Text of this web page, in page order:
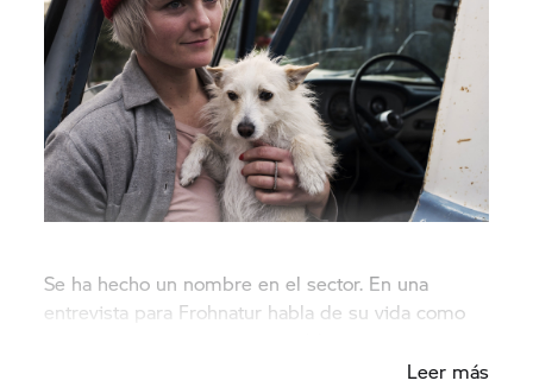
Se ha hecho un nombre en el sector. En una
entrevista para Frohnatur habla de su vida como
Leer más